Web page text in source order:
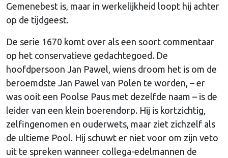
Gemenebest is, maar in werkelijkheid loopt hij achter
op de tijdgeest.
De serie 1670 komt over als een soort commentaar
op het conservatieve gedachtegoed. De
hoofdpersoon Jan Pawel, wiens droom het is om de
beroemdste Jan Pawel van Polen te worden, – er
was ooit een Poolse Paus met dezelfde naam – is de
leider van een klein boerendorp. Hij is kortzichtig,
zelfingenomen en ouderwets, maar ziet zichzelf als
de ultieme Pool. Hij schuwt er niet voor om zijn veto
uit te spreken wanneer collega-edelmannen de